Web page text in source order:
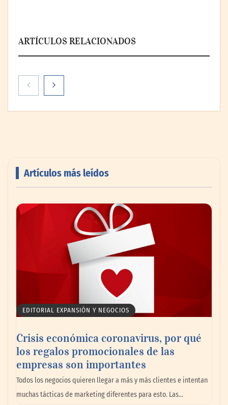
ARTÍCULOS RELACIONADOS
pisos deportivos para gimnasios en México
La llanta más cara puede ser la que menos
cuesta: Michelin lo demuestra ante notario
público
Artículos más leídos
EDITORIAL EXPANSIÓN Y NEGOCIOS
Crisis económica coronavirus, por qué
los regalos promocionales de las
empresas son importantes
Todos los negocios quieren llegar a más y más clientes e intentan
muchas tácticas de marketing diferentes para esto. Las…